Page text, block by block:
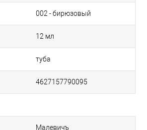
022 - розовая марена
002 - бирюзовый
12 мл
туба
4627157790095
Малевичъ